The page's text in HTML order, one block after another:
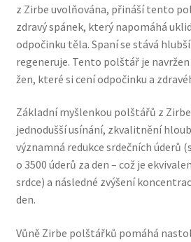
z Zirbe uvolňována, přináší tento
zdravý spánek, který napomáhá
odpočinku těla. Spaní se stává
regeneruje. Tento polštář je
žen, které si cení odpočinku a
Základní myšlenkou polštářů z
jednodušší usínání, zkvalitnění
významná redukce srdečních úderů
o 3500 úderů za den – což je
srdce) a následné zvýšení
den.
Vůně Zirbe polštářků pomáhá